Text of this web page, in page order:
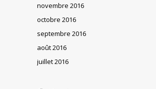
novembre 2016
octobre 2016
septembre 2016
août 2016
juillet 2016